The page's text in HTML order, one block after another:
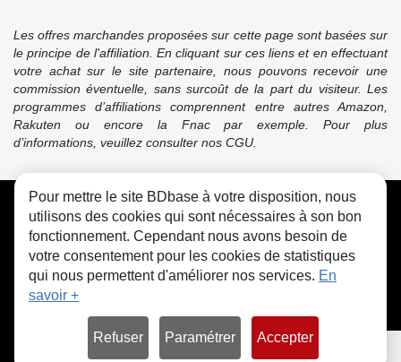
Les offres marchandes proposées sur cette page sont basées sur
le principe de l'affiliation. En cliquant sur ces liens et en effectuant
votre achat sur le site partenaire, nous pouvons recevoir une
commission éventuelle, sans surcoût de la part du visiteur. Les
programmes d’affiliations comprennent entre autres Amazon,
Rakuten ou encore la Fnac par exemple. Pour plus
d’informations, veuillez consulter nos CGU.
CGU FAQ Contact Cookies
Pour mettre le site BDbase à votre disposition, nous
utilisons des cookies qui sont nécessaires à son bon
fonctionnement. Cependant nous avons besoin de
votre consentement pour les cookies de statistiques
qui nous permettent d'améliorer nos services. En
savoir +
Refuser Paramétrer Accepter